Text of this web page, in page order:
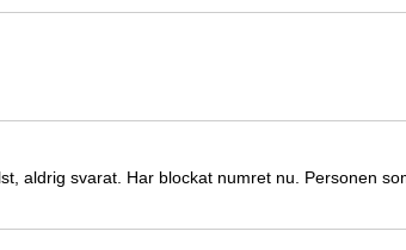
aldrig svarat. Har blockat numret nu. Personen